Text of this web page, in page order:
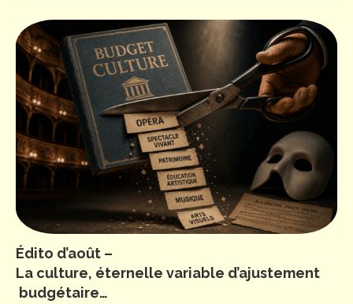
Édito d’août –
La culture, éternelle variable d’ajustement
budgétaire…